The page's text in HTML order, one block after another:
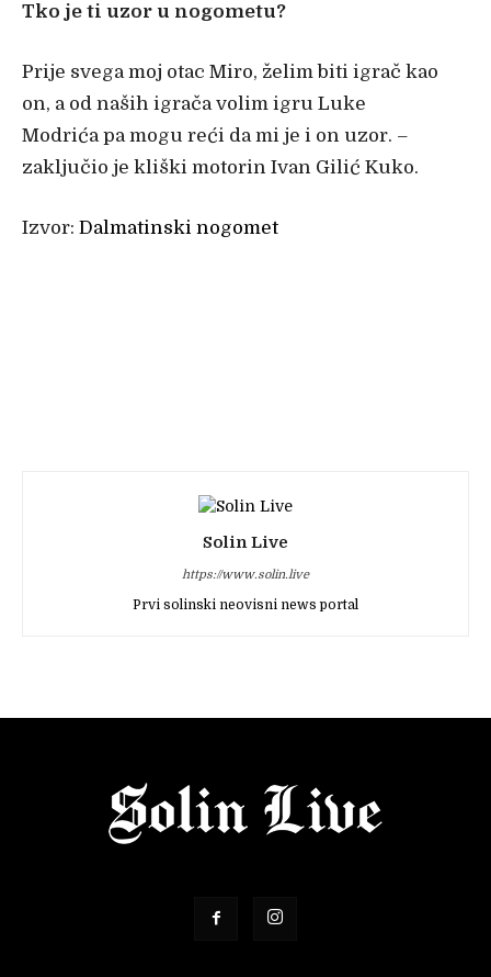
Tko je ti uzor u nogometu?
Prije svega moj otac Miro, želim biti igrač kao
on, a od naših igrača volim igru Luke
Modrića pa mogu reći da mi je i on uzor. –
zaključio je kliški motorin Ivan Gilić Kuko.
Izvor: Dalmatinski nogomet
Solin Live
https://www.solin.live
Prvi solinski neovisni news portal